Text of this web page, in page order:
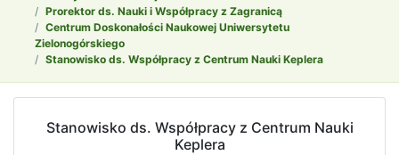
Prorektor ds. Nauki i Współpracy z Zagranicą
Centrum Doskonałości Naukowej Uniwersytetu
Zielonogórskiego
Stanowisko ds. Współpracy z Centrum Nauki Keplera
Stanowisko ds. Współpracy z Centrum Nauki
Keplera